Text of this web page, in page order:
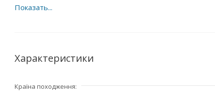
Характеристики
Країна походження